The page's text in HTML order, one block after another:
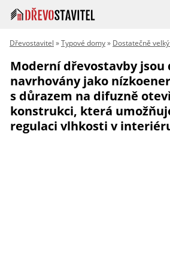
Dřevostavitel »Typové domy» Dostatečně
Moderní dřevostavby jsou
navrhovány jako
s důrazem na difuzně
konstrukci, která
regulaci vlhkosti v